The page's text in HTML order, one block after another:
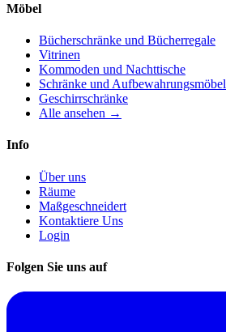
Möbel
Bücherschränke und Bücherregale
Vitrinen
Kommoden und Nachttische
Schränke und Aufbewahrungsmöbel
Geschirrschränke
Alle ansehen →
Info
Über uns
Räume
Maßgeschneidert
Kontaktiere Uns
Login
Folgen Sie uns auf